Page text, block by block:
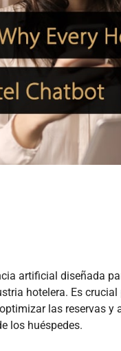
artificial diseñada
hotelera. Es
las reservas
los huéspedes.